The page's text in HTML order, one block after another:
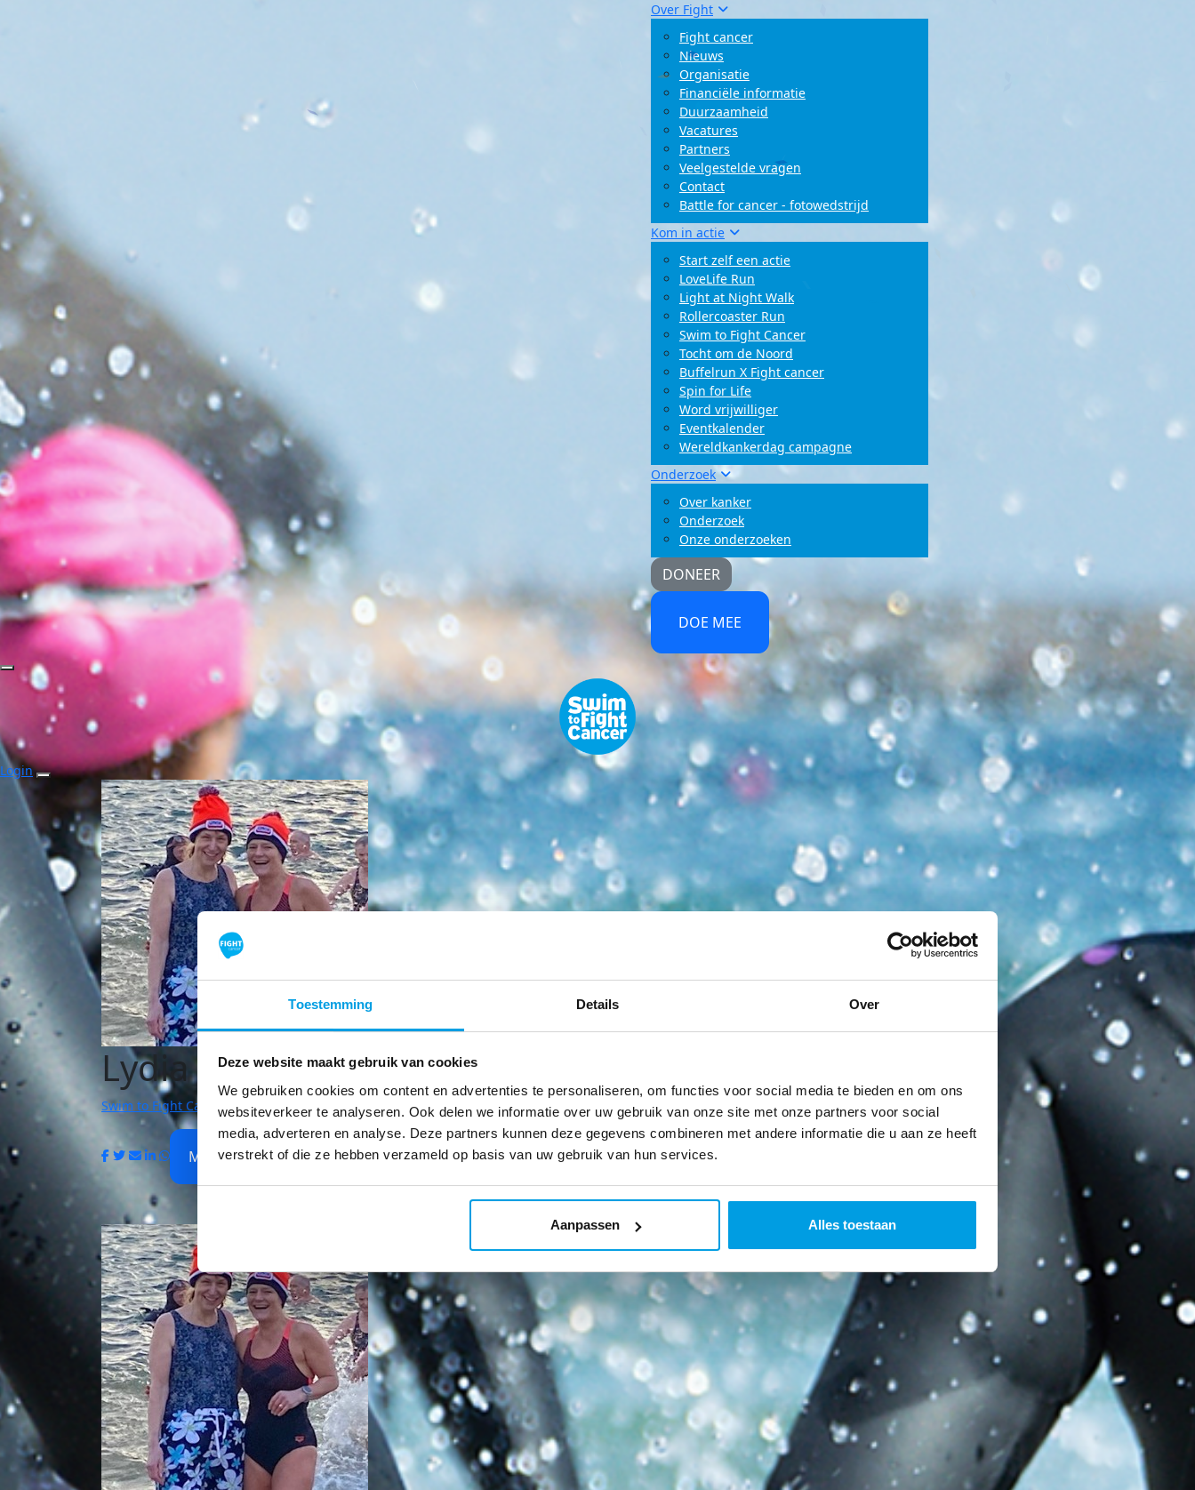
Toestemming Details Over
Deze website maakt gebruik van cookies
We gebruiken cookies om content en advertenties te personaliseren, om functies voor social media te bieden en om ons
websiteverkeer te analyseren. Ook delen we informatie over uw gebruik van onze site met onze partners voor social
media, adverteren en analyse. Deze partners kunnen deze gegevens combineren met andere informatie die u aan ze heeft
verstrekt of die ze hebben verzameld op basis van uw gebruik van hun services.
Aanpassen Alles toestaan
Over Fight
Fight cancer
Nieuws
Organisatie
Financiële informatie
Duurzaamheid
Vacatures
Partners
Veelgestelde vragen
Contact
Battle for cancer - fotowedstrijd
Kom in actie
Start zelf een actie
LoveLife Run
Light at Night Walk
Rollercoaster Run
Swim to Fight Cancer
Tocht om de Noord
Buffelrun X Fight cancer
Spin for Life
Word vrijwilliger
Eventkalender
Wereldkankerdag campagne
Onderzoek
Over kanker
Onderzoek
Onze onderzoeken
DONEER
DOE MEE
Login
Lydia Farmbrough
Swim to Fight Cancer | Eindhoven
My Team